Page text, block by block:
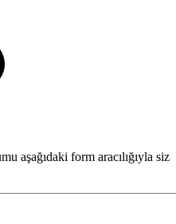
aşağıdaki form aracılığıyla siz